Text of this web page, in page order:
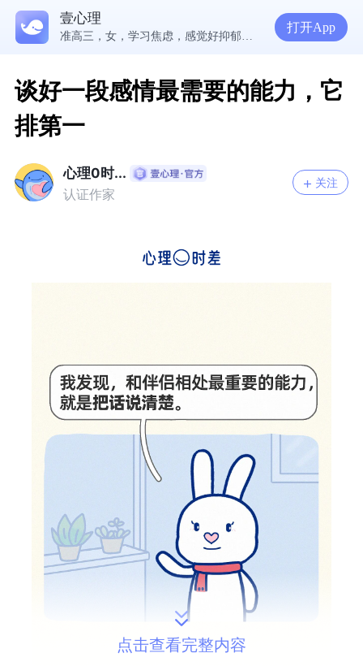
壹心理
打开App
谈好一段感情最需要的能力，它
排第一
心理0时...
认证作家
关注
点击查看完整内容